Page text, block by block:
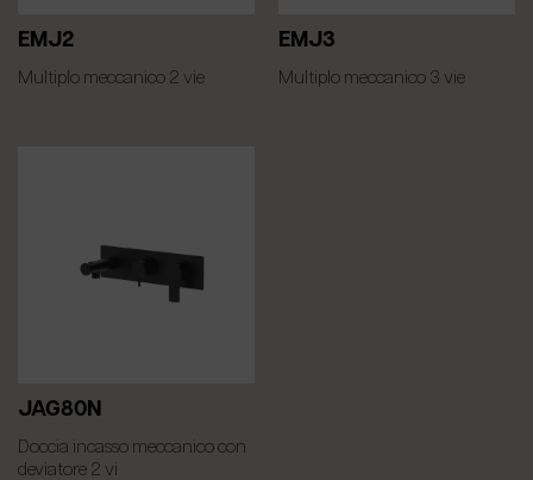
EMJ2
Multiplo meccanico 2 vie
EMJ3
Multiplo meccanico 3 vie
JAG80N
Doccia incasso meccanico con
deviatore 2 vi